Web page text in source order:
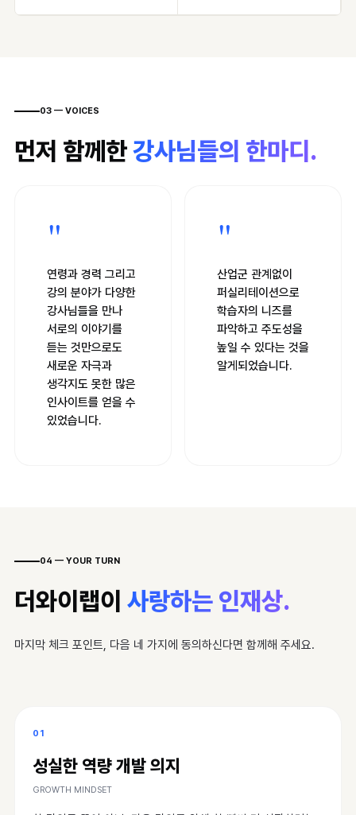
03 — VOICES
먼저 함께한강사님들의 한마디.
"
연령과 경력 그리고
강의 분야가 다양한
강사님들을 만나
서로의 이야기를
듣는 것만으로도
새로운 자극과
생각지도 못한 많은
인사이트를 얻을 수
있었습니다.
"
산업군 관계없이
퍼실리테이션으로
학습자의 니즈를
파악하고 주도성을
높일 수 있다는 것을
알게되었습니다.
04 — YOUR TURN
더와이랩이 사랑하는 인재상.
마지막 체크 포인트, 다음 네 가지에 동의하신다면 함께해 주세요.
01
성실한 역량 개발 의지
GROWTH MINDSET